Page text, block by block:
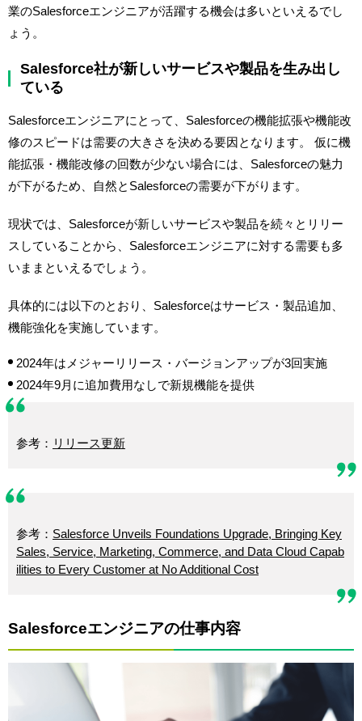
業のSalesforceエンジニアが活躍する機会は多いといえるでし
ょう。
Salesforce社が新しいサービスや製品を生み出し
ている
Salesforceエンジニアにとって、Salesforceの機能拡張や機能改
修のスピードは需要の大きさを決める要因となります。 仮に機
能拡張・機能改修の回数が少ない場合には、Salesforceの魅力
が下がるため、自然とSalesforceの需要が下がります。
現状では、Salesforceが新しいサービスや製品を続々とリリー
スしていることから、Salesforceエンジニアに対する需要も多
いままといえるでしょう。
具体的には以下のとおり、Salesforceはサービス・製品追加、
機能強化を実施しています。
2024年はメジャーリリース・バージョンアップが3回実施
2024年9月に追加費用なしで新規機能を提供
参考： リリース更新
参考： Salesforce Unveils Foundations Upgrade, Bringing Key
Sales, Service, Marketing, Commerce, and Data Cloud Capab
ilities to Every Customer at No Additional Cost
Salesforceエンジニアの仕事内容